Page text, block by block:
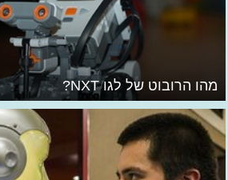
מהו הרובוט של לגו NXT?